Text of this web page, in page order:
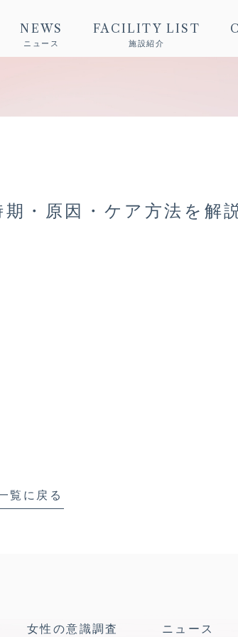
NEWS
ニュース
FACILITY LIST
施設紹介
・原因・ケア方法を解
覧に戻る
女性の意識調査 ニュース